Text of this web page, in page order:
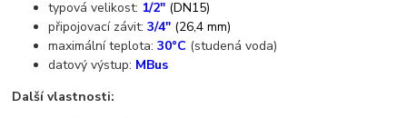
typová velikost: 1/2" (DN15)
připojovací závit:3/4" (26,4 mm)
maximální teplota:30°C (studená voda)
datový výstup: MBus
Další vlastnosti: